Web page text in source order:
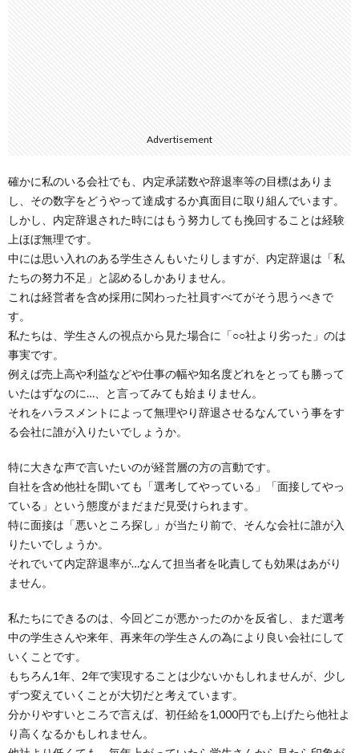
Advertisement
確かに私のいる会社でも、内定承諾数や辞退率等の目標はありま
し、その数字をどうやって達成するか真面目に取り組んでいます。
しかし、内定辞退された時にはもう努力しても挽回することは経験
上ほぼ無理です。
中には思い入れのある学生さんもいたりしますが、内定辞退は「私
たちの努力不足」と認めるしかありません。
これは経営者を含め採用に関わった社員すべてがそう思うべきで
す。
私たちは、学生さんの視点から見た場合に「○○社より劣った」のは
事実です。
例えば売上高や利益などや仕事の幅や知名度どれをとっても勝って
いたはずなのに…、と言ってみても始まりません。
それをハラスメントによって無理やり辞退させるなんていう事をす
る会社に誰が入りたいでしょうか。
特に大きな声で言いたいのが経営層の方の言動です。
自社を含め他社を聞いても「選考してやっている」「面接してやっ
ている」という態度がまだまだ見受けられます。
特に面接は「悪いところ探し」が当たり前で、そんな会社に誰が入
りたいでしょうか。
それでいて内定辞退率が…なんて担当者を叱責しても効果はあがり
ません。
私たちにできるのは、今回どこが悪かったのかを反省し、まだ選考
中の学生さんや来年、再来年の学生さんの為により良い会社にして
いくことです。
もちろん1年、2年で実現することは少ないかもしれませんが、少し
ずつ変えていくことが大切だと考えています。
分かりやすいところで言えば、初任給を1,000円でも上げたら他社よ
り高くなるかもしれません。